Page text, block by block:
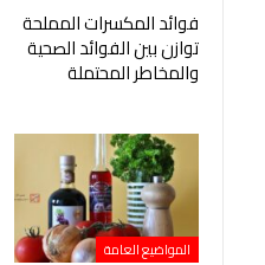
فوائد المكسرات المملحة
توازن بين الفوائد الصحية
والمخاطر المحتملة
المواضيع العامة